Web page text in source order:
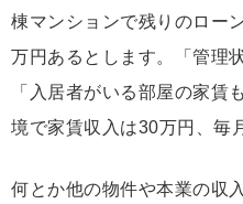
棟マンションで残りのロー
万円あるとします。「管理
「入居者がいる部屋の家賃
境で家賃収入は30万円、毎
何とか他の物件や本業の収